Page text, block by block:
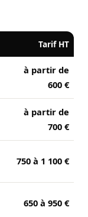
Tarif HT
à partir de
600 €
à partir de
700 €
750 à 1 100 €
650 à 950 €